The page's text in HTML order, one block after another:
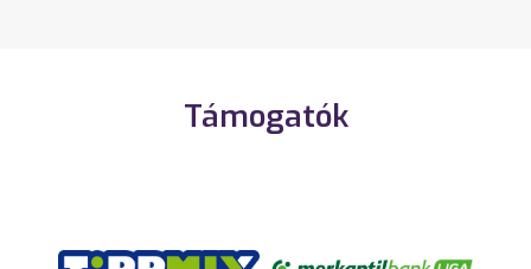
Támogatók